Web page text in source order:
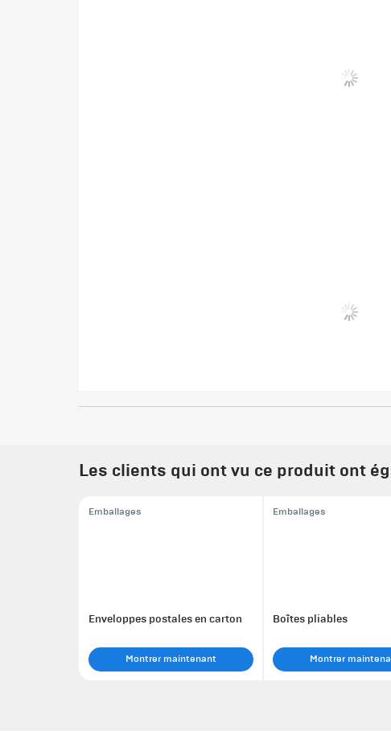
Les clients qui ont vu ce produit ont
Emballages
Enveloppes postales en carton
Montrer maintenant
Emballages
Boîtes pliables
Montrer